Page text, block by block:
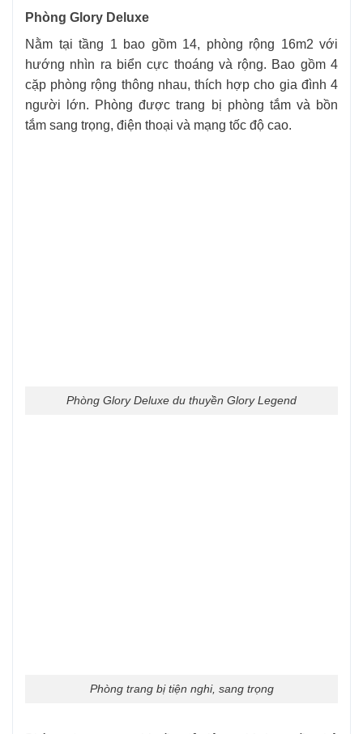
Phòng Glory Deluxe
Nằm tại tầng 1 bao gồm 14, phòng rộng 16m2 với
hướng nhìn ra biển cực thoáng và rộng. Bao gồm 4
cặp phòng rộng thông nhau, thích hợp cho gia đình 4
người lớn. Phòng được trang bị phòng tắm và bồn
tắm sang trọng, điện thoại và mạng tốc độ cao.
Phòng Glory Deluxe du thuyền Glory Legend
Phòng trang bị tiện nghi, sang trọng